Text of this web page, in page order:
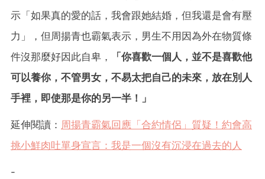
示「如果真的愛的話，我會跟她結婚，但我還是會有壓
力」，但周揚青也霸氣表示，男生不用因為外在物質條
件沒那麼好因此自卑，
「你喜歡一個人，並不是喜歡他
可以養你，不管男女，不易太把自己的未來，放在別人
手裡，即使那是你的另一半！」
延伸閱讀： 周揚青霸氣回應「合約情侶」質疑！約會高
挑小鮮肉吐單身宣言：我是一個沒有沉浸在過去的人
-